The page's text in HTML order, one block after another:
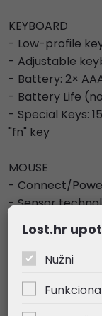
KEYBOARD
- Low-profile
- Adjustable
- Battery: 2×
- Battery Life
- Special Keys:
"fn" key
MOUSE
- Connect/
- Sensor
- Battery: 1× AA
- Battery Life
Lost.hr
Nužni